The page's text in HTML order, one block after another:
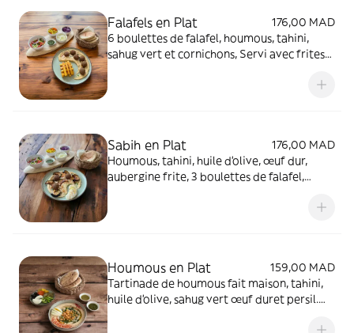
Falafels en Plat
176,00 MAD
6 boulettes de falafel, houmous, tahini,
sahug vert et cornichons, Servi avec frites
Sabih en Plat
176,00 MAD
Houmous, tahini, huile d’olive, œuf dur,
aubergine frite, 3 boulettes de falafel,
Houmous en Plat
159,00 MAD
Tartinade de houmous fait maison, tahini,
huile d’olive, sahug vert œuf duret persil.